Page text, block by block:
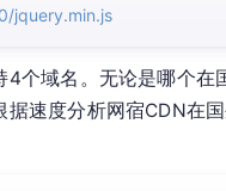
jquery.min.js
4个域名。无论是哪个在
据速度分析网宿CDN在